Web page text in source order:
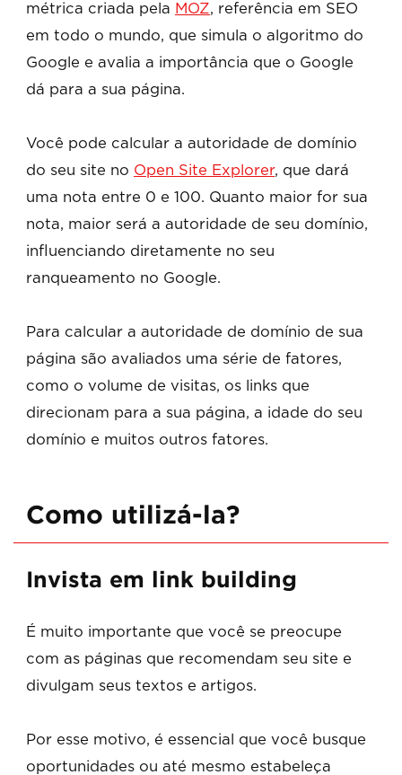
métrica criada pela MOZ, referência em SEO
em todo o mundo, que simula o algoritmo do
Google e avalia a importância que o Google
dá para a sua página.
Você pode calcular a autoridade de domínio
do seu site no Open Site Explorer, que dará
uma nota entre 0 e 100. Quanto maior for sua
nota, maior será a autoridade de seu domínio,
influenciando diretamente no seu
ranqueamento no Google.
Para calcular a autoridade de domínio de sua
página são avaliados uma série de fatores,
como o volume de visitas, os links que
direcionam para a sua página, a idade do seu
domínio e muitos outros fatores.
Como utilizá-la?
Invista em link building
É muito importante que você se preocupe
com as páginas que recomendam seu site e
divulgam seus textos e artigos.
Por esse motivo, é essencial que você busque
oportunidades ou até mesmo estabeleça